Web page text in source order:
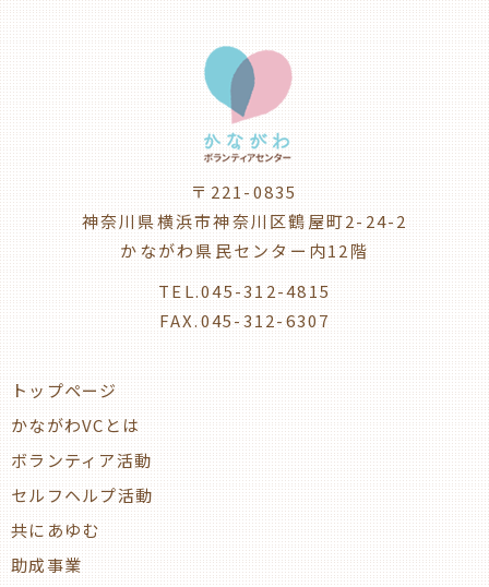
〒221-0835
神奈川県横浜市神奈川区鶴屋町2-24-2
かながわ県民センター内12階
TEL.045-312-4815
FAX.045-312-6307
トップページ
かながわVCとは
ボランティア活動
セルフヘルプ活動
共にあゆむ
助成事業